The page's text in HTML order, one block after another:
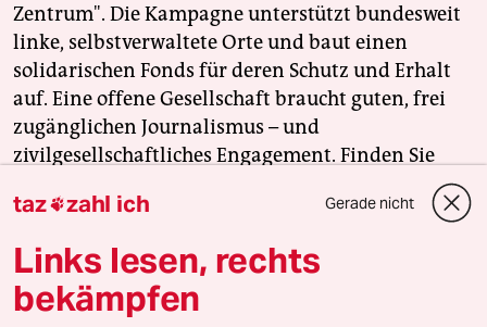
Zentrum". Die Kampagne unterstützt bundesweit
linke, selbstverwaltete Orte und baut einen
solidarischen Fonds für deren Schutz und Erhalt
auf. Eine offene Gesellschaft braucht guten, frei
zugänglichen Journalismus – und
zivilgesellschaftliches Engagement. Finden Sie
auch? Dann machen Sie mit und unterstützen Sie
unsere Aktion.
Jetzt unterstützen
taz zahl ich Gerade nicht
Links lesen, rechts
bekämpfen